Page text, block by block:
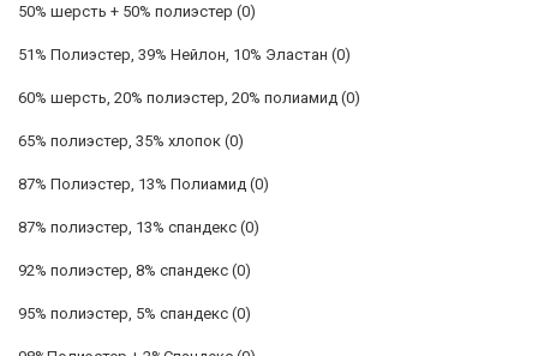
50% шерсть + 50% полиэстер (0)
51% Полиэстер, 39% Нейлон, 10% Эластан (0)
60% шерсть, 20% полиэстер, 20% полиамид (0)
65% полиэстер, 35% хлопок (0)
87% Полиэстер, 13% Полиамид (0)
87% полиэстер, 13% спандекс (0)
92% полиэстер, 8% спандекс (0)
95% полиэстер, 5% спандекс (0)